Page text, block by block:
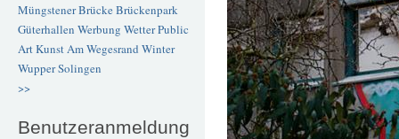
Müngstener BrückeBrückenpark
Güterhallen Werbung WetterPublic
ArtKunstAm Wegesrand Winter
WupperSolingen
>>
Benutzeranmeldung